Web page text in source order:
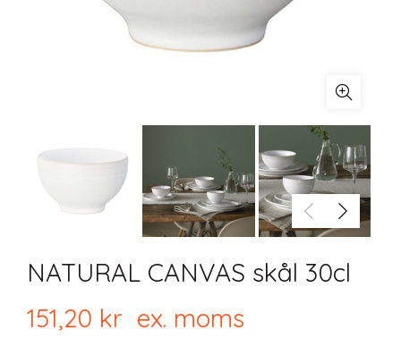
NATURAL CANVAS skål 30cl
151,20 kr ex. moms